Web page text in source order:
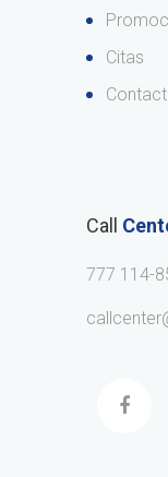
Citas
Call
777 114-